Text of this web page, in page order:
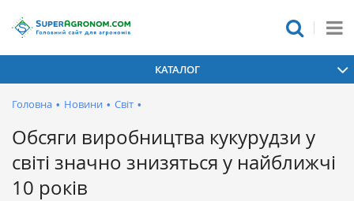
КАТАЛОГ
Головна • Новини • Світ •
Обсяги виробництва кукурудзи у
світі значно знизяться у найближчі
10 років